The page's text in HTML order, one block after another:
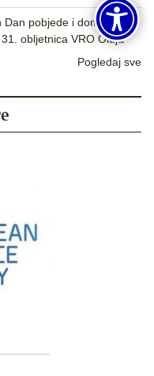
Dan pobjede i domovinske
obljetnica VRO Oluja
Pogledaj sve